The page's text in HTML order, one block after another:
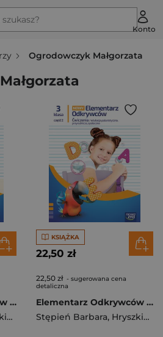
Konto
Ogrodowczyk Małgorzata
Elementarz Odkrywców klasa 3 część 3 zeszyt ćwiczeń zintegrowanych EDYCJA 2025
,Ogrodowczyk
KSIĄŻKA
22,50 zł
22,50 zł - sugerowana cena
detaliczna
Elementarz Odkrywców klasa 3 część 2 zeszyt ćwiczeń zintegrowanych EDYCJA 2025
Stępień Barbara, Hryszkiewicz Ewa